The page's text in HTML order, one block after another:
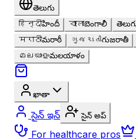
తెలుగు
हिन्दीహిందీ বাংলাబెంగాలీ
मराठीమరాఠీ ગુજરાતીగుజరాతీ
മലയാളംమలయాళం
ఖాతా
సైన్ ఇన్ సైన్ అప్
For healthcare pros